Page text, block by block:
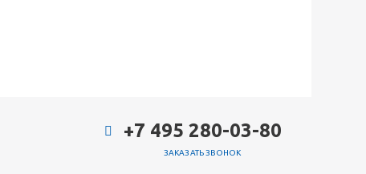
+7 495 280-03-80
ЗАКАЗАТЬ ЗВОНОК